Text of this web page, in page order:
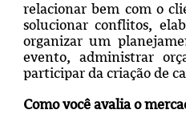
relacionar bem com o
solucionar conflitos,
organizar um
evento, administrar
participar da criação de
Como você avalia o